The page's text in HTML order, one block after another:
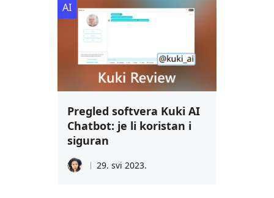
Pregled softvera Kuki AI
Chatbot: je li koristan i
siguran
29. svi 2023.
AI